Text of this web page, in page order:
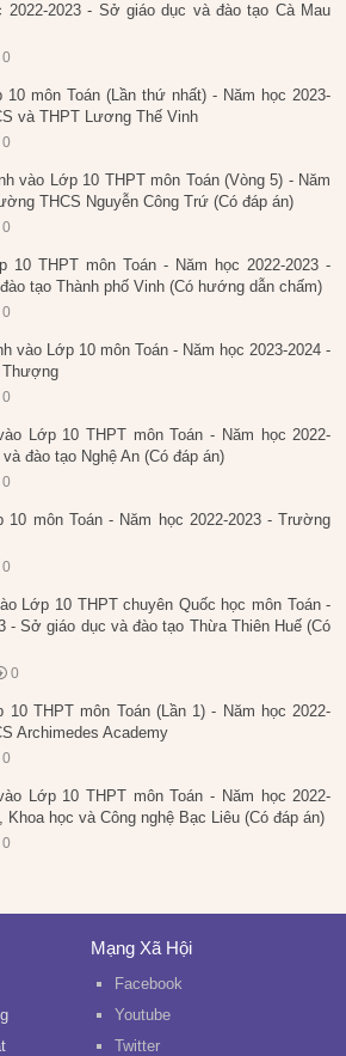
2022-2023 - Sở giáo dục và đào tạo Cà Mau
0
môn Toán (Lần thứ nhất) - Năm học 2023-
và THPT Lương Thế Vinh
0
vào Lớp 10 THPT môn Toán (Vòng 5) - Năm
THCS Nguyễn Công Trứ (Có đáp án)
0
10 THPT môn Toán - Năm học 2022-2023 -
tạo Thành phố Vinh (Có hướng dẫn chấm)
0
vào Lớp 10 môn Toán - Năm học 2023-2024 -
Thượng
0
Lớp 10 THPT môn Toán - Năm học 2022-
đào tạo Nghệ An (Có đáp án)
0
môn Toán - Năm học 2022-2023 - Trường
0
Lớp 10 THPT chuyên Quốc học môn Toán -
- Sở giáo dục và đào tạo Thừa Thiên Huế (Có
0
THPT môn Toán (Lần 1) - Năm học 2022-
Archimedes Academy
0
Lớp 10 THPT môn Toán - Năm học 2022-
Khoa học và Công nghệ Bạc Liêu (Có đáp án)
0
Mạng Xã Hội
Facebook
Youtube
Twitter